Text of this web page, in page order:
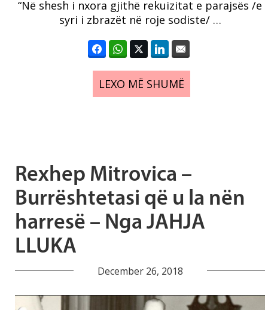
“Në shesh i nxora gjithë rekuizitat e parajsës /e
syri i zbrazët në roje sodiste/ …
LEXO MË SHUMË
Rexhep Mitrovica –
Burrështetasi që u la nën
harresë – Nga JAHJA
LLUKA
December 26, 2018